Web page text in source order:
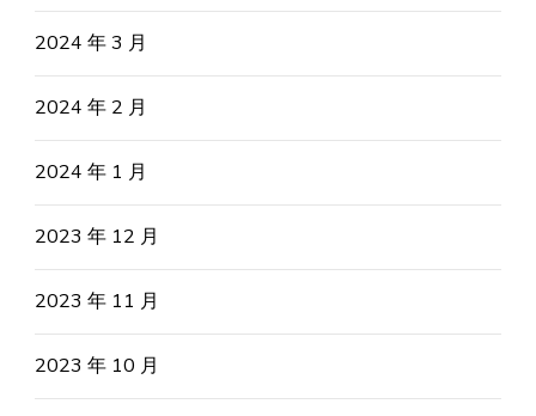
2024 年 3 月
2024 年 2 月
2024 年 1 月
2023 年 12 月
2023 年 11 月
2023 年 10 月